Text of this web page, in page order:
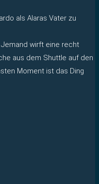
als Alaras Vater zu
wirft eine recht
aus dem Shuttle auf den
Moment ist das Ding